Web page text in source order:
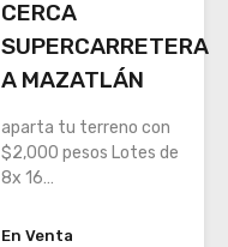
CERCA
SUPERCARRETERA
A MAZATLÁN
aparta tu terreno con
$2,000 pesos Lotes de
8x 16…
En Venta